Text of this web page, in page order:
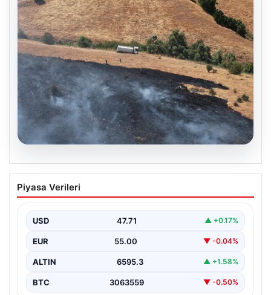
Tunceli’de otluk yangını ormanlık alana
sıçramadan kontrol altına alındı
arasında bulunan otlaklık bölgede henüz
belirlenemeyen bir nedenle…
Piyasa Verileri
USD 47.71 ▲ +0.17%
EUR 55.00 ▼ -0.04%
ALTIN 6595.3 ▲ +1.58%
BTC 3063559 ▼ -0.50%